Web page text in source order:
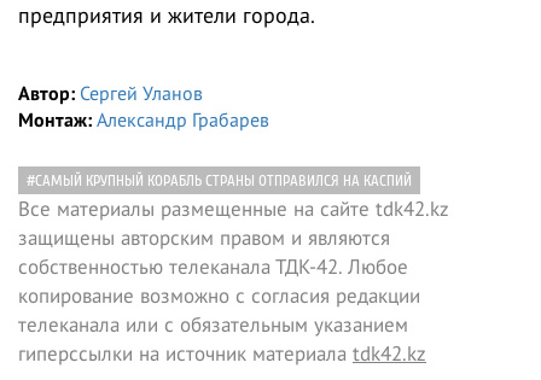
предприятия и жители города.
Автор: Сергей Уланов
Монтаж: Александр Грабарев
#САМЫЙ КРУПНЫЙ КОРАБЛЬ СТРАНЫ ОТПРАВИЛСЯ НА КАСПИЙ
Все материалы размещенные на сайте tdk42.kz
защищены авторским правом и являются
собственностью телеканала ТДК-42. Любое
копирование возможно с согласия редакции
телеканала или с обязательным указанием
гиперссылки на источник материала tdk42.kz